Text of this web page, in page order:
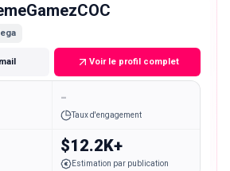
Voir le profil complet
-
Taux d'engagement
$12.2K+
Estimation par publication